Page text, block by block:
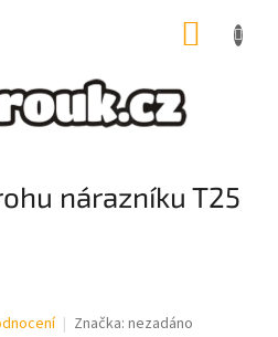
nárazníku T25
Značka: nezadáno